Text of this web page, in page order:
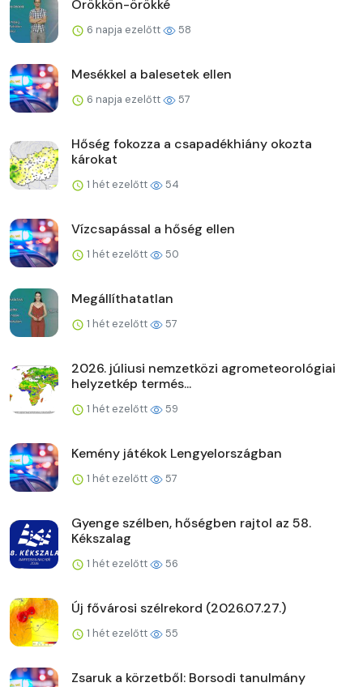
Örökkön-örökké
6 napja ezelőtt 58
Mesékkel a balesetek ellen
6 napja ezelőtt 57
Hőség fokozza a csapadékhiány okozta
károkat
1 hét ezelőtt 54
Vízcsapással a hőség ellen
1 hét ezelőtt 50
Megállíthatatlan
1 hét ezelőtt 57
2026. júliusi nemzetközi agrometeorológiai
helyzetkép termés...
1 hét ezelőtt 59
Kemény játékok Lengyelországban
1 hét ezelőtt 57
Gyenge szélben, hőségben rajtol az 58.
Kékszalag
1 hét ezelőtt 56
Új fővárosi szélrekord (2026.07.27.)
1 hét ezelőtt 55
Zsaruk a körzetből: Borsodi tanulmány